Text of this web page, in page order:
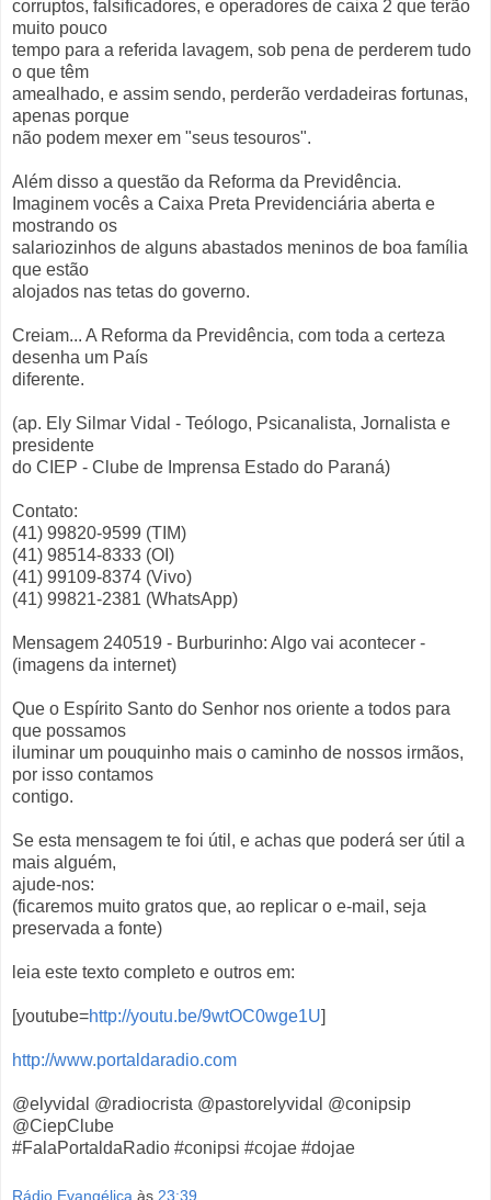
corruptos, falsificadores, e operadores de caixa 2 que terão
muito pouco
tempo para a referida lavagem, sob pena de perderem tudo
o que têm
amealhado, e assim sendo, perderão verdadeiras fortunas,
apenas porque
não podem mexer em "seus tesouros".
Além disso a questão da Reforma da Previdência.
Imaginem vocês a Caixa Preta Previdenciária aberta e
mostrando os
salariozinhos de alguns abastados meninos de boa família
que estão
alojados nas tetas do governo.
Creiam... A Reforma da Previdência, com toda a certeza
desenha um País
diferente.
(ap. Ely Silmar Vidal - Teólogo, Psicanalista, Jornalista e
presidente
do CIEP - Clube de Imprensa Estado do Paraná)
Contato:
(41) 99820-9599 (TIM)
(41) 98514-8333 (OI)
(41) 99109-8374 (Vivo)
(41) 99821-2381 (WhatsApp)
Mensagem 240519 - Burburinho: Algo vai acontecer -
(imagens da internet)
Que o Espírito Santo do Senhor nos oriente a todos para
que possamos
iluminar um pouquinho mais o caminho de nossos irmãos,
por isso contamos
contigo.
Se esta mensagem te foi útil, e achas que poderá ser útil a
mais alguém,
ajude-nos:
(ficaremos muito gratos que, ao replicar o e-mail, seja
preservada a fonte)
leia este texto completo e outros em:
[youtube=http://youtu.be/9wtOC0wge1U]
http://www.portaldaradio.com
@elyvidal @radiocrista @pastorelyvidal @conipsip
@CiepClube
#FalaPortaldaRadio #conipsi #cojae #dojae
Rádio Evangélica às 23:39